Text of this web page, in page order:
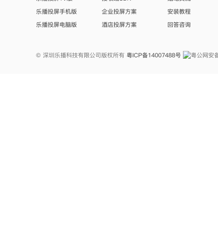
乐播投屏手机版
乐播投屏电脑版
企业投屏方案
酒店投屏方案
安装教程
回答咨询
© 深圳乐播科技有限公司版权所有 粤ICP备14007488号